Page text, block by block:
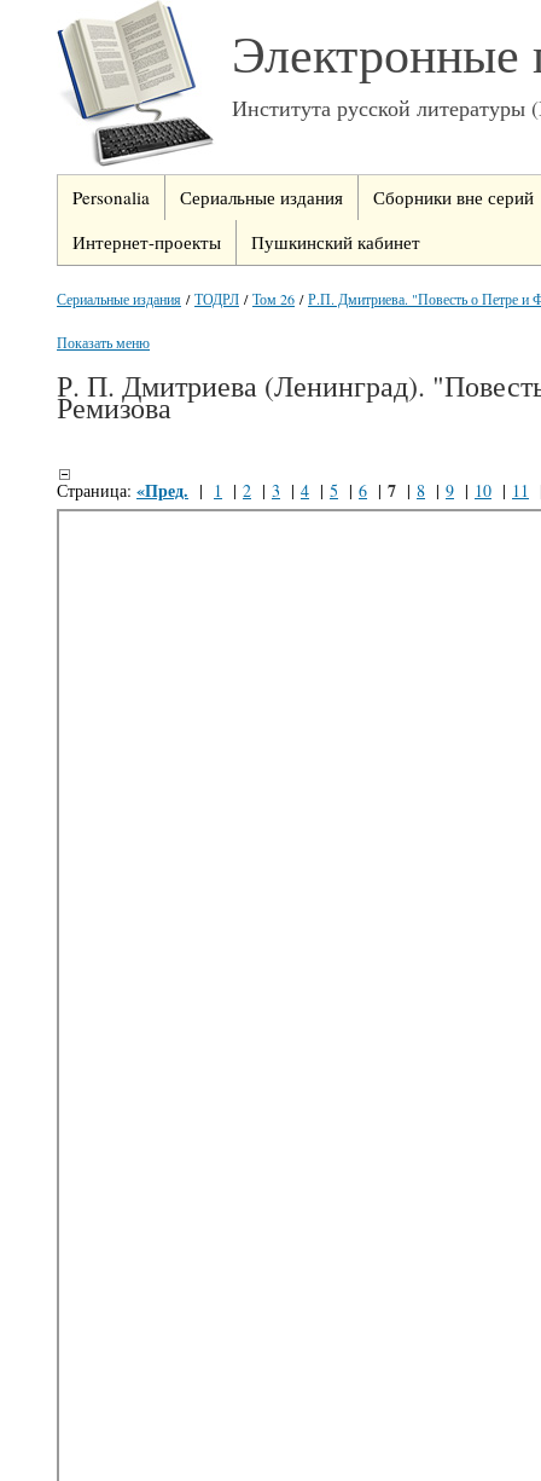
Электронные
Института русской
Personalia Сериальные издания
Сборники вне серий
Интернет-проекты
Пушкинский кабинет
Сериальные издания /ТОДРЛ /Том 26 /Р.П. Дмитриева. "Повесть о Петре и
Показать меню
Р. П. Дмитриева (Ленинград).
Ремизова
Страница: «Пред. | 1 | 2 | 3 | 4 | 5 | 6 | 7 | 8 | 9 | 10 | 11